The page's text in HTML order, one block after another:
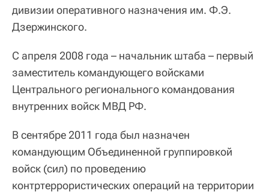
дивизии оперативного назначения им. Ф.Э.
Дзержинского.
С апреля 2008 года – начальник штаба – первый
заместитель командующего войсками
Центрального регионального командования
внутренних войск МВД РФ.
В сентябре 2011 года был назначен
командующим Объединенной группировкой
войск (сил) по проведению
контртеррористических операций на территории